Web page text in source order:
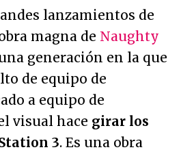
lanzamientos de
magna de Naughty
generación en la que
de equipo de
a equipo de
visual hace girar los
3. Es una obra